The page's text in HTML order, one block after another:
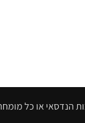
הנדסאי או כל